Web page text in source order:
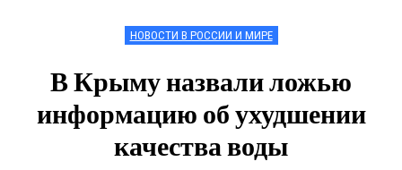
НОВОСТИ В РОССИИ И МИРЕ
В Крыму назвали ложью
информацию об ухудшении
качества воды